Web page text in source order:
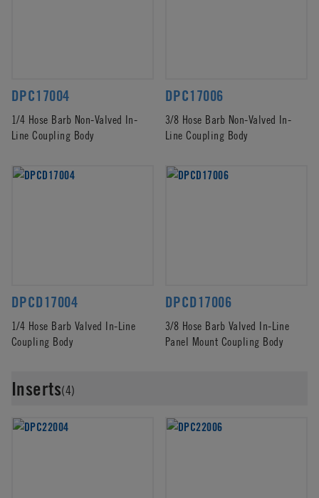
DPC17004
1/4 Hose Barb Non-Valved In-
Line Coupling Body
DPC17006
3/8 Hose Barb Non-Valved In-
Line Coupling Body
DPCD17004
1/4 Hose Barb Valved In-Line
Coupling Body
DPCD17006
3/8 Hose Barb Valved In-Line
Panel Mount Coupling Body
Inserts(4)